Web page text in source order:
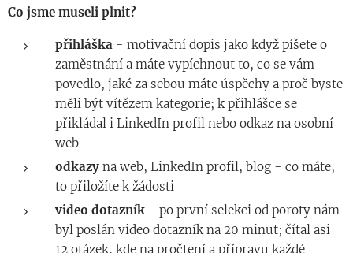
Co jsme museli plnit?
přihláška - motivační dopis jako když píšete o
zaměstnání a máte vypíchnout to, co se vám
povedlo, jaké za sebou máte úspěchy a proč byste
měli být vítězem kategorie; k přihlášce se
přikládal i LinkedIn profil nebo odkaz na osobní
web
odkazy na web, LinkedIn profil, blog - co máte,
to přiložíte k žádosti
video dotazník - po první selekci od poroty nám
byl poslán video dotazník na 20 minut; čítal asi
12 otázek, kde na pročtení a přípravu každé